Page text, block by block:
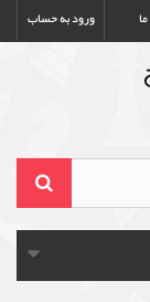
ورود به حساب